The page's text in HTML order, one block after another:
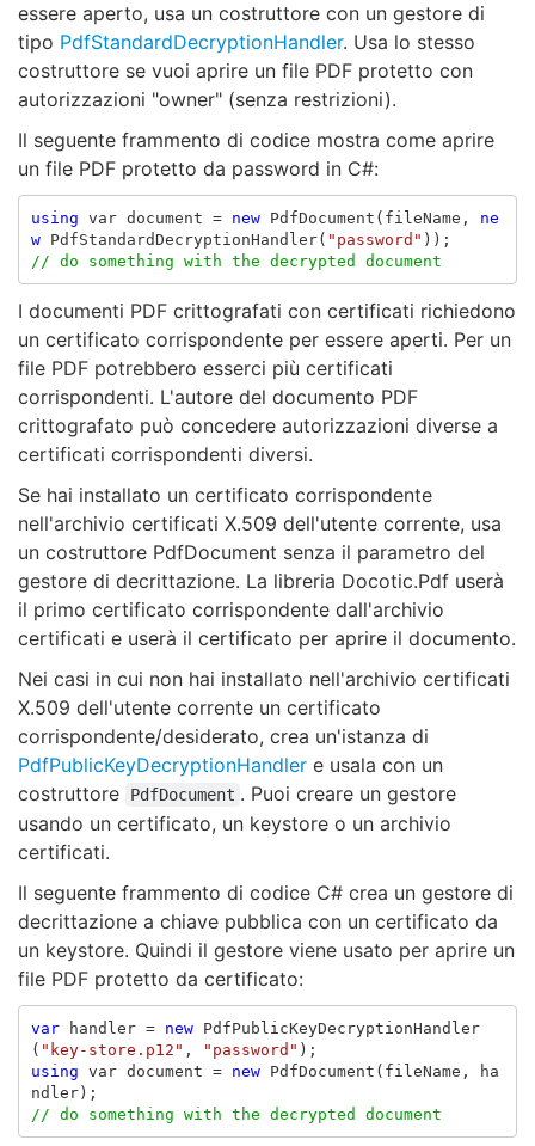
essere aperto, usa un costruttore con un gestore di
tipo PdfStandardDecryptionHandler. Usa lo stesso
costruttore se vuoi aprire un file PDF protetto con
autorizzazioni "owner" (senza restrizioni).
Il seguente frammento di codice mostra come aprire
un file PDF protetto da password in C#:
using var document = new PdfDocument ( fileName ,
ne
w
PdfStandardDecryptionHandler( "password" ));
// do something with the decrypted document
I documenti PDF crittografati con certificati richiedono
un certificato corrispondente per essere aperti. Per un
file PDF potrebbero esserci più certificati
corrispondenti. L'autore del documento PDF
crittografato può concedere autorizzazioni diverse a
certificati corrispondenti diversi.
Se hai installato un certificato corrispondente
nell'archivio certificati X.509 dell'utente corrente, usa
un costruttore PdfDocument senza il parametro del
gestore di decrittazione. La libreria Docotic.Pdf userà
il primo certificato corrispondente dall'archivio
certificati e userà il certificato per aprire il documento.
Nei casi in cui non hai installato nell'archivio certificati
X.509 dell'utente corrente un certificato
corrispondente/desiderato, crea un'istanza di
PdfPublicKeyDecryptionHandler e usala con un
costruttore
PdfDocument . Puoi creare un gestore
usando un certificato, un keystore o un archivio
certificati.
Il seguente frammento di codice C# crea un gestore di
decrittazione a chiave pubblica con un certificato da
un keystore. Quindi il gestore viene usato per aprire un
file PDF protetto da certificato:
var handler = new
PdfPublicKeyDecryptionHandler
( "key-store.p12" , "password" );
using var document = new PdfDocument ( fileName ,
ha
ndler);
// do something with the decrypted document